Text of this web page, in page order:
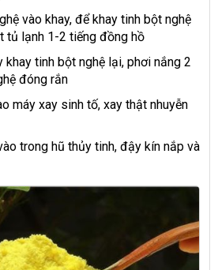
vào khay, để khay tinh bột nghệ
tủ lạnh 1-2 tiếng đồng hồ
khay tinh bột nghệ lại, phơi nắng 2
đóng rắn
máy xay sinh tố, xay thật nhuyễn
trong hũ thủy tinh, đậy kín nắp và